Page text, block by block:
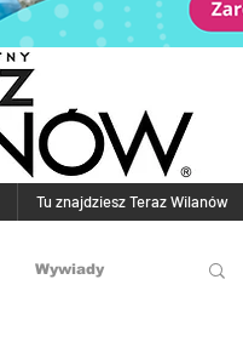
Tu znajdziesz Teraz Wilanów
Wywiady